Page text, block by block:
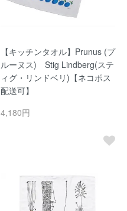
【キッチンタオル】Prunus (プ
ルーヌス) Stig Lindberg(ステ
ィグ・リンドベリ)【ネコポス
配送可】
4,180円